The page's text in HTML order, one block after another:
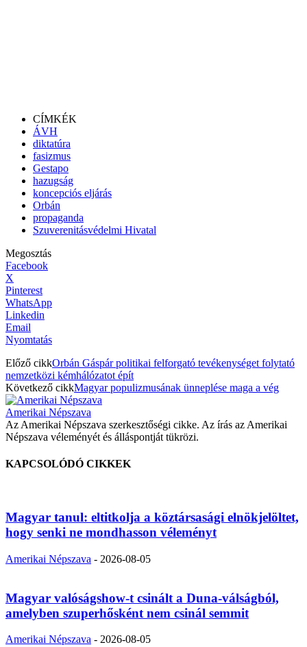
CÍMKÉK
ÁVH
diktatúra
fasizmus
Gestapo
hazugság
koncepciós eljárás
Orbán
propaganda
Szuverenitásvédelmi Hivatal
Megosztás
Facebook
X
Pinterest
WhatsApp
Linkedin
Email
Nyomtatás
Előző cikkOrbán Gáspár politikai felforgató tevékenységet folytató
nemzetközi kémhálózatot épít
Következő cikkMagyar populizmusának ünneplése maga a vég
Amerikai Népszava
Az Amerikai Népszava szerkesztőségi cikke. Az írás az Amerikai
Népszava véleményét és álláspontját tükrözi.
KAPCSOLÓDÓ CIKKEK
Magyar tanul: eltitkolja a köztársasági elnökjelöltet,
hogy senki ne mondhasson véleményt
Amerikai Népszava - 2026-08-05
Magyar valóságshow-t csinált a Duna-válságból,
amelyben szuperhősként nem csinál semmit
Amerikai Népszava - 2026-08-05